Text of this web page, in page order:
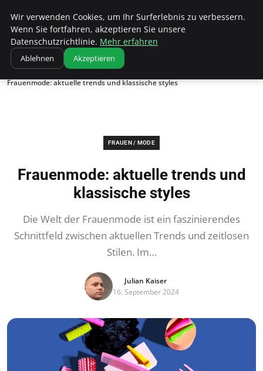
Bistro Grammophon
Startseite
Frauen / Mode
Frauenmode: aktuelle trends und klassische styles
FRAUEN / MODE
Frauenmode: aktuelle trends und
klassische styles
Die Welt der Frauenmode ist ein faszinierendes
Schnittfeld zwischen aktuellen Trends und zeitlosen
Stilen. Im…
Julian Kaiser
16. September 2024
Wir verwenden Cookies, um Ihr Surferlebnis zu verbessern.
Wenn Sie fortfahren, akzeptieren Sie unsere
Datenschutzrichtlinie. Mehr erfahren
Ablehnen Akzeptieren